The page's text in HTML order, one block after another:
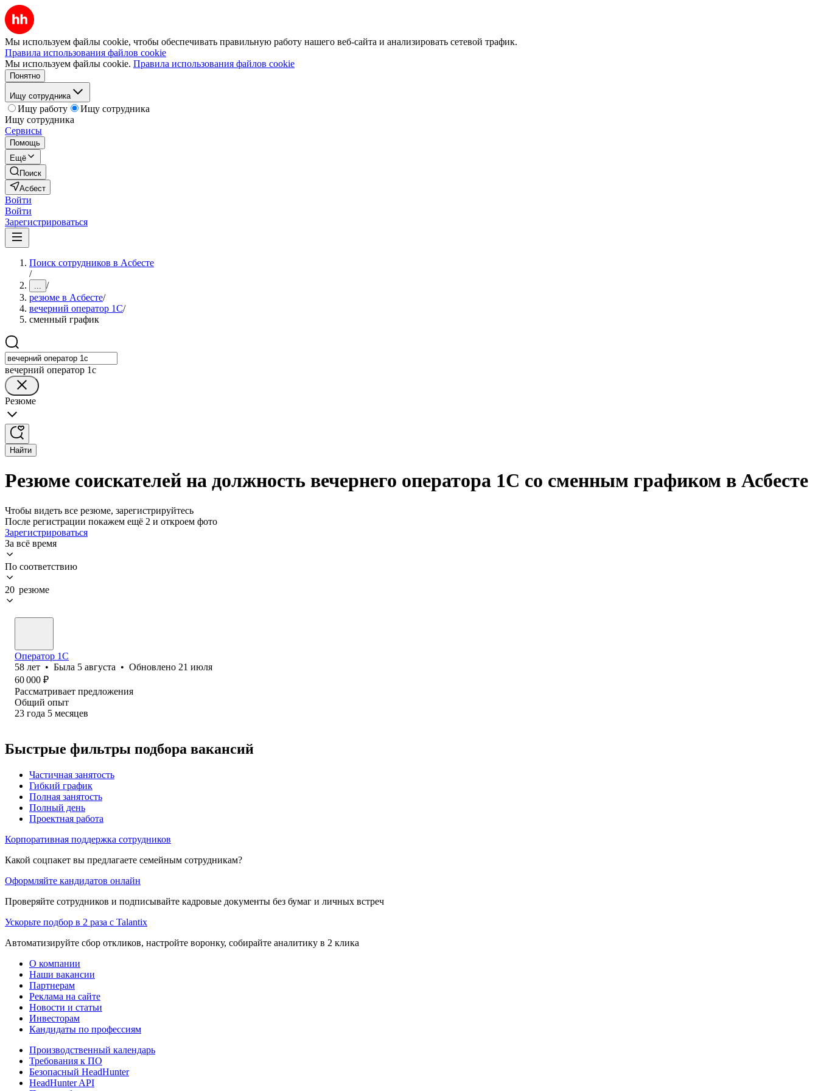
Мы используем файлы cookie, чтобы обеспечивать правильную работу нашего веб-сайта и анализировать сетевой трафик.
Правила использования файлов cookie
Мы используем файлы cookie. Правила использования файлов cookie
Понятно
Ищу сотрудника
Ищу работу
Ищу сотрудника
Ищу сотрудника
Сервисы
Помощь
Ещё
Поиск
Асбест
Войти
Войти
Зарегистрироваться
Поиск сотрудников в Асбесте
/
... /
резюме в Асбесте/
вечерний оператор 1С/
сменный график
вечерний оператор 1с
Резюме
Найти
Резюме соискателей на должность вечернего оператора 1С со сменным графиком в Асбесте
Чтобы видеть все резюме, зарегистрируйтесь
После регистрации покажем ещё 2 и откроем фото
Зарегистрироваться
За всё время
По соответствию
20 резюме
Оператор 1C
58 лет • Была 5 августа • Обновлено 21 июля
60 000 ₽
Рассматривает предложения
Общий опыт
23 года 5 месяцев
Быстрые фильтры подбора вакансий
Частичная занятость
Гибкий график
Полная занятость
Полный день
Проектная работа
Корпоративная поддержка сотрудников
Какой соцпакет вы предлагаете семейным сотрудникам?
Оформляйте кандидатов онлайн
Проверяйте сотрудников и подписывайте кадровые документы без бумаг и личных встреч
Ускорьте подбор в 2 раза с Talantix
Автоматизируйте сбор откликов, настройте воронку, собирайте аналитику в 2 клика
О компании
Наши вакансии
Партнерам
Реклама на сайте
Новости и статьи
Инвесторам
Кандидаты по профессиям
Производственный календарь
Требования к ПО
Безопасный HeadHunter
HeadHunter API